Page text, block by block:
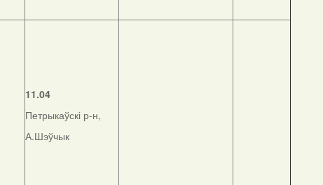
11.04
Петрыкаўскі р-н,
А.Шэўчык